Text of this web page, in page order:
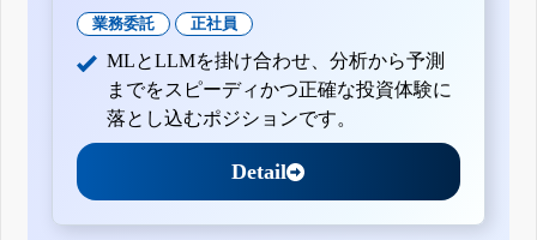
業務委託 正社員
MLとLLMを掛け合わせ、分析から予測
までをスピーディかつ正確な投資体験に
落とし込むポジションです。
Detail